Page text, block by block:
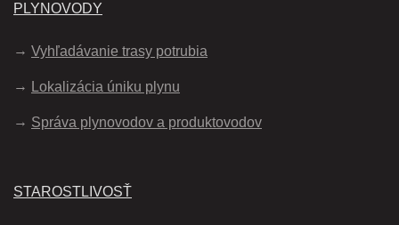
PLYNOVODY
Vyhľadávanie trasy potrubia
Lokalizácia úniku plynu
Správa plynovodov a produktovodov
STAROSTLIVOSŤ